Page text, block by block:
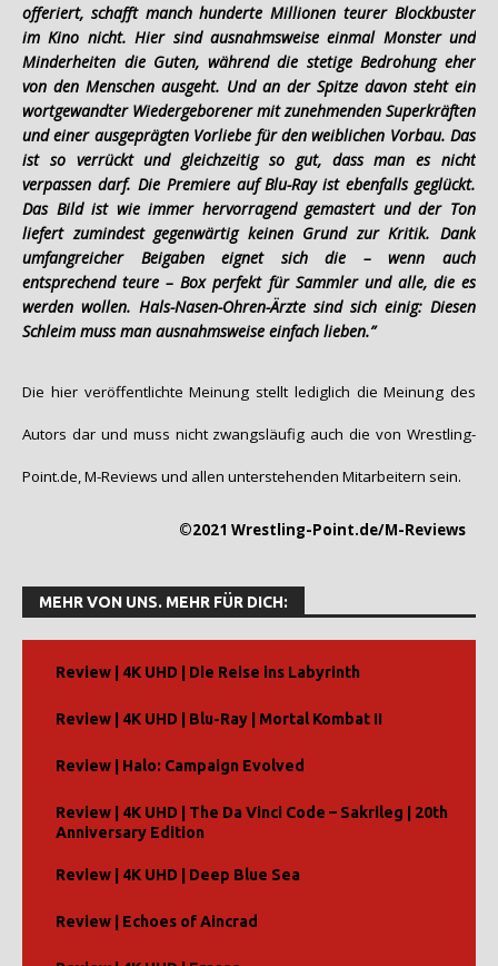
offeriert, schafft manch hunderte Millionen teurer Blockbuster
im Kino nicht. Hier sind ausnahmsweise einmal Monster und
Minderheiten die Guten, während die stetige Bedrohung eher
von den Menschen ausgeht. Und an der Spitze davon steht ein
wortgewandter Wiedergeborener mit zunehmenden Superkräften
und einer ausgeprägten Vorliebe für den weiblichen Vorbau. Das
ist so verrückt und gleichzeitig so gut, dass man es nicht
verpassen darf. Die Premiere auf Blu-Ray ist ebenfalls geglückt.
Das Bild ist wie immer hervorragend gemastert und der Ton
liefert zumindest gegenwärtig keinen Grund zur Kritik. Dank
umfangreicher Beigaben eignet sich die – wenn auch
entsprechend teure – Box perfekt für Sammler und alle, die es
werden wollen. Hals-Nasen-Ohren-Ärzte sind sich einig: Diesen
Schleim muss man ausnahmsweise einfach lieben.”
Die hier veröffentlichte Meinung stellt lediglich die Meinung des
Autors dar und muss nicht zwangsläufig auch die von Wrestling-
Point.de, M-Reviews und allen unterstehenden Mitarbeitern sein.
©2021 Wrestling-Point.de/M-Reviews
MEHR VON UNS. MEHR FÜR DICH:
Review | 4K UHD | Die Reise ins Labyrinth
Review | 4K UHD | Blu-Ray | Mortal Kombat II
Review | Halo: Campaign Evolved
Review | 4K UHD | The Da Vinci Code – Sakrileg | 20th
Anniversary Edition
Review | 4K UHD | Deep Blue Sea
Review | Echoes of Aincrad